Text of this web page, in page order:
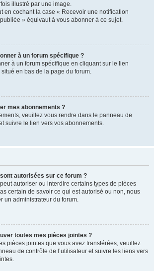
illustré par une image.
en cochant la case « Recevoir une notification
» équivaut à vous abonner à ce sujet.
à un forum spécifique ?
à un forum spécifique en cliquant sur le lien
situé en bas de la page du forum.
mes abonnements ?
veuillez vous rendre dans le panneau de
suivre le lien vers vos abonnements.
autorisées sur ce forum ?
autoriser ou interdire certains types de pièces
certain de savoir ce qui est autorisé ou non, nous
un administrateur du forum.
toutes mes pièces jointes ?
pièces jointes que vous avez transférées, veuillez
de contrôle de l’utilisateur et suivre les liens vers